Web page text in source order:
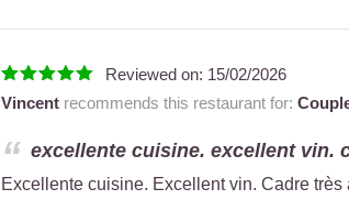
Reviewed on: 15/02/2026
Vincentrecommends this restaurant for:
excellente cuisine. excellent vin.
Excellente cuisine. Excellent vin. Cadre